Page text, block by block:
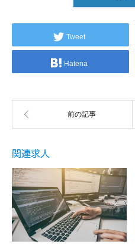
Tweet
Hatena
関連求人